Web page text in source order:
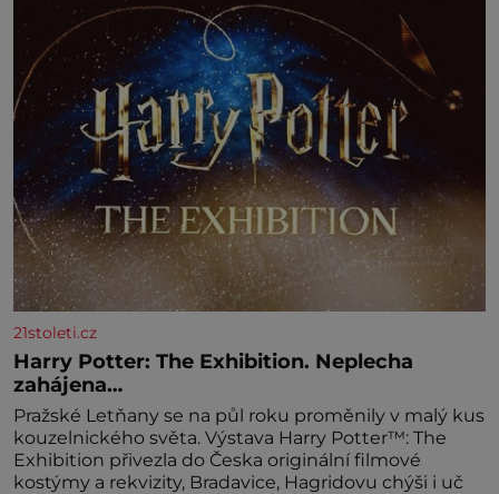
žloutky od bílků. Žloutky vyšlehejte s cukrem do
světlé pěny a postupně do nich vmíchejte
mascarpone, aby vznikl hladký
21stoleti.cz
Harry Potter: The Exhibition. Neplecha
zahájena…
Pražské Letňany se na půl roku proměnily v malý kus
kouzelnického světa. Výstava Harry Potter™: The
Exhibition přivezla do Česka originální filmové
kostýmy a rekvizity, Bradavice, Hagridovu chýši i uč